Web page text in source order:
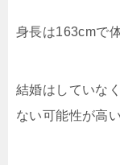
身長は163cmで
結婚はしていな
ない可能性が高い